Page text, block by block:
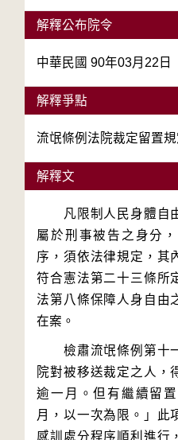
解釋公布院令
中華民國 90年03月22日
解釋爭點
流氓條例法院裁定留置規
解釋文
凡限制人民身體自
屬於刑事被告之身分
序，須依法律規定，其
符合憲法第二十三條所
法第八條保障人身自由
檢肅流氓條例第十
院對被移送裁定之人，
逾一月。但有繼續留
月，以一次為限。」此
感訓處分程序順利進行